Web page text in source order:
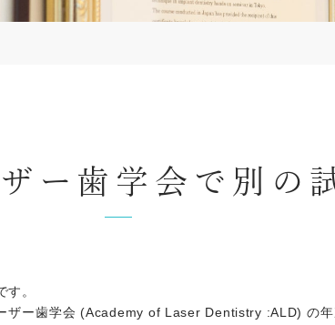
ザー歯学会で別の
。
ザー歯学会 (Academy of Laser Dentistry :ALD) の